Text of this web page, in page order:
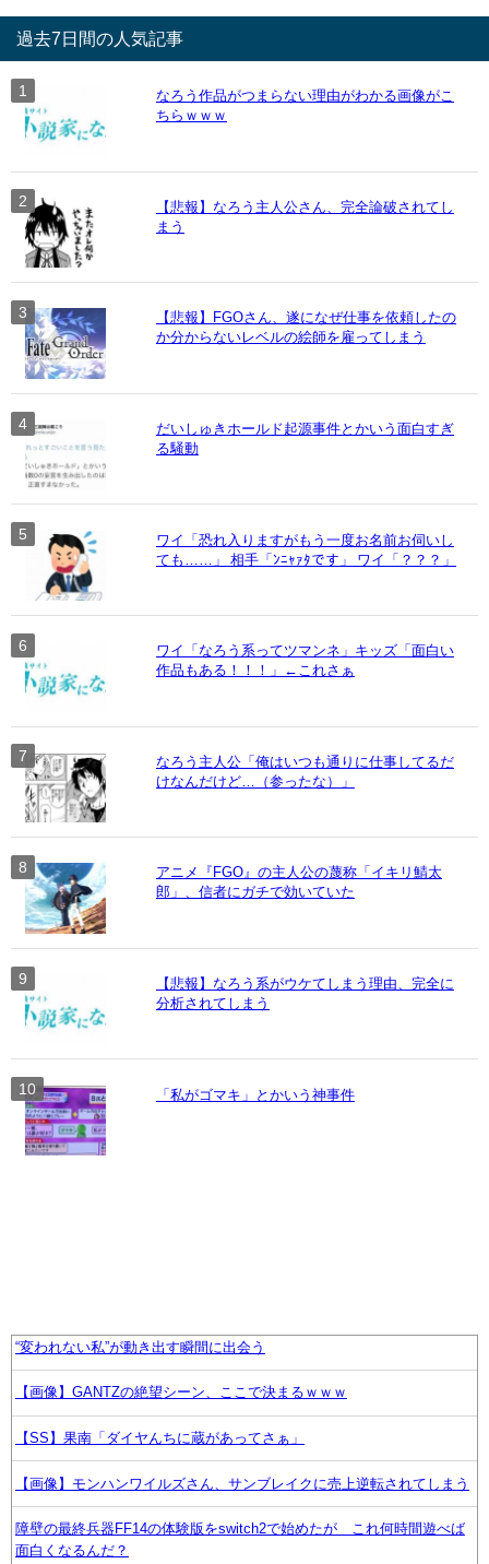
過去7日間の人気記事
なろう作品がつまらない理由がわかる画像がこ
ちらｗｗｗ
【悲報】なろう主人公さん、完全論破されてし
まう
【悲報】FGOさん、遂になぜ仕事を依頼したの
か分からないレベルの絵師を雇ってしまう
だいしゅきホールド起源事件とかいう面白すぎ
る騒動
ワイ「恐れ入りますがもう一度お名前お伺いし
ても……」 相手「ﾝﾆｬｧﾀです」 ワイ「？？？」
ワイ「なろう系ってツマンネ」キッズ「面白い
作品もある！！！」←これさぁ
なろう主人公「俺はいつも通りに仕事してるだ
けなんだけど…（参ったな）」
アニメ『FGO』の主人公の蔑称「イキリ鯖太
郎」、信者にガチで効いていた
【悲報】なろう系がウケてしまう理由、完全に
分析されてしまう
「私がゴマキ」とかいう神事件
“変われない私”が動き出す瞬間に出会う
【画像】GANTZの絶望シーン、ここで決まるｗｗｗ
【SS】果南「ダイヤんちに蔵があってさぁ」
【画像】モンハンワイルズさん、サンブレイクに売上逆転されてしまう
障壁の最終兵器FF14の体験版をswitch2で始めたが これ何時間遊べば
面白くなるんだ？